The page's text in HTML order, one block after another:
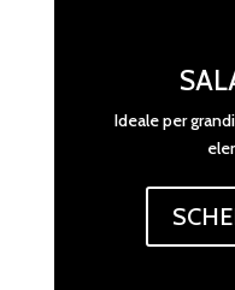
Ideale per